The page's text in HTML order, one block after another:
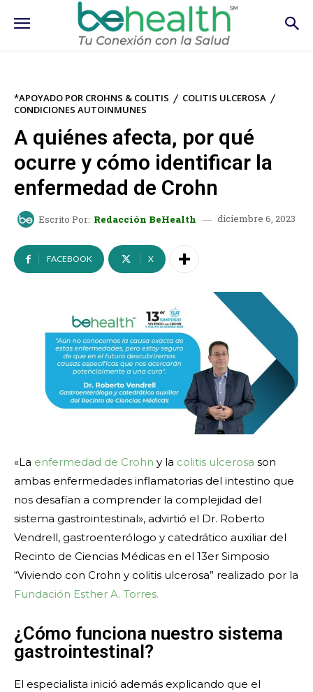
*APOYADO POR CROHNS & COLITIS
COLITIS ULCEROSA
CONDICIONES AUTOINMUNES
A quiénes afecta, por qué
ocurre y cómo identificar la
enfermedad de Crohn
Escrito Por: Redacción BeHealth diciembre 6, 2023
FACEBOOK X
«La enfermedad de Crohn y la colitis ulcerosa son
ambas enfermedades inflamatorias del intestino que
nos desafían a comprender la complejidad del
sistema gastrointestinal», advirtió el Dr. Roberto
Vendrell, gastroenterólogo y catedrático auxiliar del
Recinto de Ciencias Médicas en el 13er Simposio
“Viviendo con Crohn y colitis ulcerosa” realizado por la
Fundación Esther A. Torres.
¿Cómo funciona nuestro sistema
gastrointestinal?
El especialista inició además explicando que el